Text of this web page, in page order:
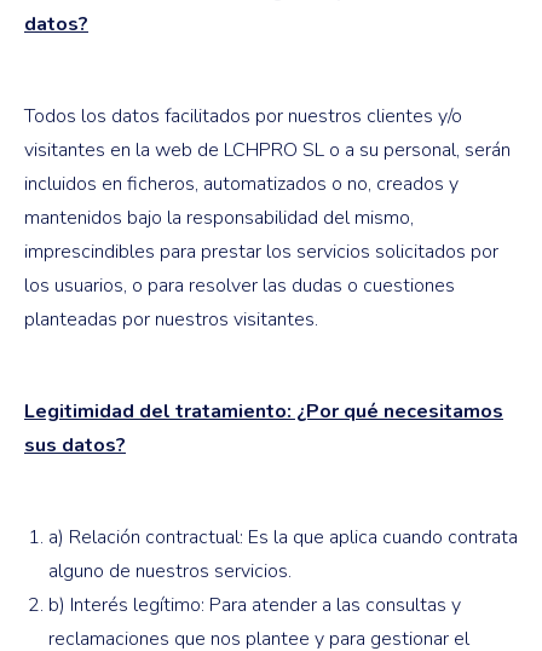
datos?
Todos los datos facilitados por nuestros clientes y/o
visitantes en la web de LCHPRO SL o a su personal, serán
incluidos en ficheros, automatizados o no, creados y
mantenidos bajo la responsabilidad del mismo,
imprescindibles para prestar los servicios solicitados por
los usuarios, o para resolver las dudas o cuestiones
planteadas por nuestros visitantes.
Legitimidad del tratamiento: ¿Por qué necesitamos
sus datos?
a) Relación contractual: Es la que aplica cuando contrata
alguno de nuestros servicios.
b) Interés legítimo: Para atender a las consultas y
reclamaciones que nos plantee y para gestionar el